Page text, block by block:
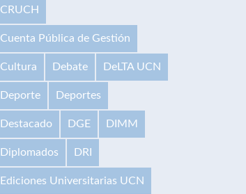
CRUCH
Cuenta Pública de Gestión
Cultura Debate DeLTA UCN
Deporte Deportes
Destacado DGE DIMM
Diplomados DRI
Ediciones Universitarias UCN